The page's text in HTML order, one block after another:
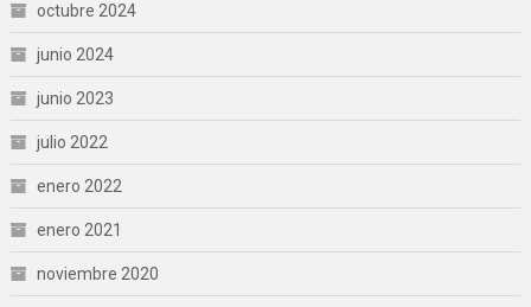
octubre 2024
junio 2024
junio 2023
julio 2022
enero 2022
enero 2021
noviembre 2020